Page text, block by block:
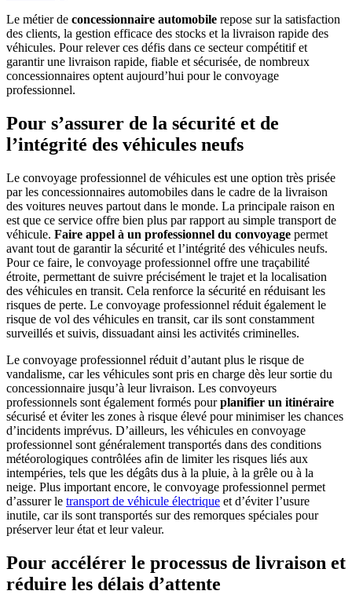
Le métier de concessionnaire automobile repose sur la satisfaction
des clients, la gestion efficace des stocks et la livraison rapide des
véhicules. Pour relever ces défis dans ce secteur compétitif et
garantir une livraison rapide, fiable et sécurisée, de nombreux
concessionnaires optent aujourd’hui pour le convoyage
professionnel.
Pour s’assurer de la sécurité et de
l’intégrité des véhicules neufs
Le convoyage professionnel de véhicules est une option très prisée
par les concessionnaires automobiles dans le cadre de la livraison
des voitures neuves partout dans le monde. La principale raison en
est que ce service offre bien plus par rapport au simple transport de
véhicule. Faire appel à un professionnel du convoyage permet
avant tout de garantir la sécurité et l’intégrité des véhicules neufs.
Pour ce faire, le convoyage professionnel offre une traçabilité
étroite, permettant de suivre précisément le trajet et la localisation
des véhicules en transit. Cela renforce la sécurité en réduisant les
risques de perte. Le convoyage professionnel réduit également le
risque de vol des véhicules en transit, car ils sont constamment
surveillés et suivis, dissuadant ainsi les activités criminelles.
Le convoyage professionnel réduit d’autant plus le risque de
vandalisme, car les véhicules sont pris en charge dès leur sortie du
concessionnaire jusqu’à leur livraison. Les convoyeurs
professionnels sont également formés pourplanifier un itinéraire
sécurisé et éviter les zones à risque élevé pour minimiser les chances
d’incidents imprévus. D’ailleurs, les véhicules en convoyage
professionnel sont généralement transportés dans des conditions
météorologiques contrôlées afin de limiter les risques liés aux
intempéries, tels que les dégâts dus à la pluie, à la grêle ou à la
neige. Plus important encore, le convoyage professionnel permet
d’assurer le transport de véhicule électrique et d’éviter l’usure
inutile, car ils sont transportés sur des remorques spéciales pour
préserver leur état et leur valeur.
Pour accélérer le processus de livraison et
réduire les délais d’attente